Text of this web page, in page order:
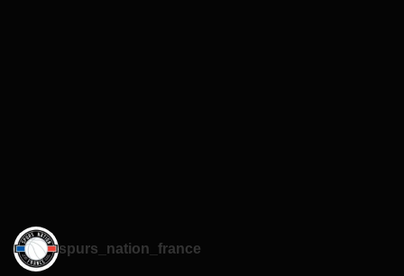
spurs_nation_france